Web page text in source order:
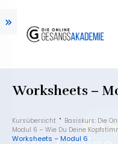
Worksheets –
Kursübersicht
Basiskurs: Die
Modul 6 – Wie Du Deine
Worksheets – Modul 6